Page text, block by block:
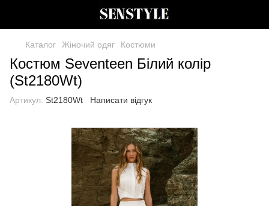
Каталог Жіночий одяг Костюми
Костюм Seventeen Білий колір
(St2180Wt)
Артикул: St2180Wt Написати відгук